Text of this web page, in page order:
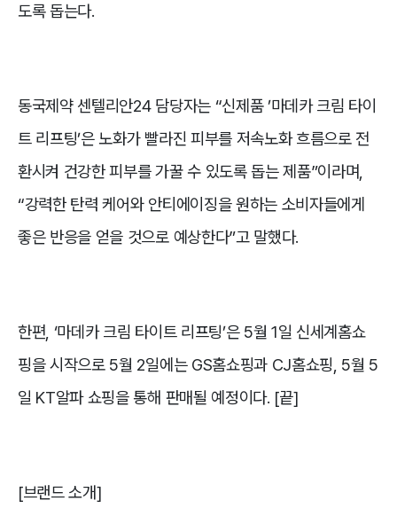
도록 돕는다.
동국제약 센텔리안24 담당자는 “신제품 ’마데카 크림 타이
트 리프팅’은 노화가 빨라진 피부를 저속노화 흐름으로 전
환시켜 건강한 피부를 가꿀 수 있도록 돕는 제품”이라며,
“강력한 탄력 케어와 안티에이징을 원하는 소비자들에게
좋은 반응을 얻을 것으로 예상한다”고 말했다.
한편, ‘마데카 크림 타이트 리프팅’은 5월 1일 신세계홈쇼
핑을 시작으로 5월 2일에는 GS홈쇼핑과 CJ홈쇼핑, 5월 5
일 KT알파 쇼핑을 통해 판매될 예정이다. [끝]
[브랜드 소개]